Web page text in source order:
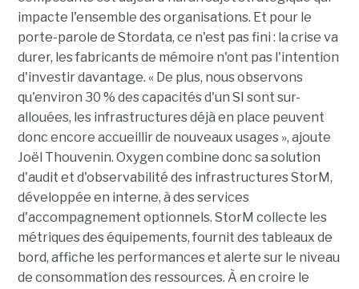
impacte l'ensemble des organisations. Et pour le
porte-parole de Stordata, ce n'est pas fini : la crise va
durer, les fabricants de mémoire n'ont pas l'intention
d'investir davantage. « De plus, nous observons
qu'environ 30 % des capacités d'un SI sont sur-
allouées, les infrastructures déjà en place peuvent
donc encore accueillir de nouveaux usages », ajoute
Joël Thouvenin. Oxygen combine donc sa solution
d'audit et d'observabilité des infrastructures StorM,
développée en interne, à des services
d'accompagnement optionnels. StorM collecte les
métriques des équipements, fournit des tableaux de
bord, affiche les performances et alerte sur le niveau
de consommation des ressources. À en croire le